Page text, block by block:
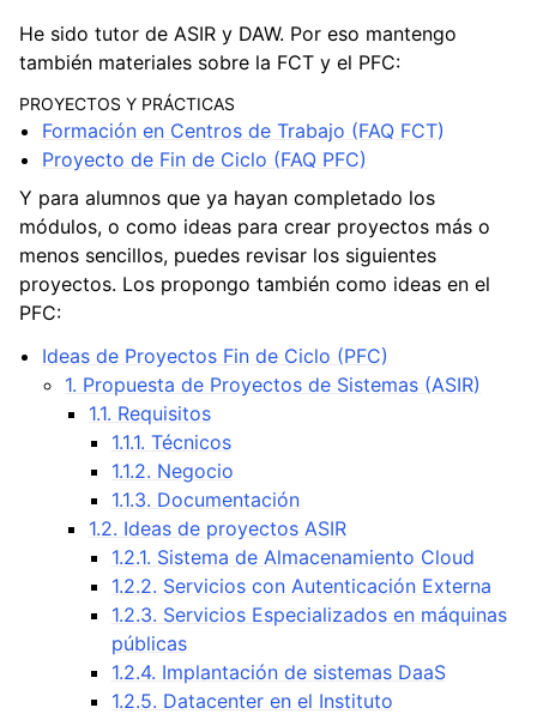
He sido tutor de ASIR y DAW. Por eso mantengo
también materiales sobre la FCT y el PFC:
PROYECTOS Y PRÁCTICAS
Formación en Centros de Trabajo (FAQ FCT)
Proyecto de Fin de Ciclo (FAQ PFC)
Y para alumnos que ya hayan completado los
módulos, o como ideas para crear proyectos más o
menos sencillos, puedes revisar los siguientes
proyectos. Los propongo también como ideas en el
PFC:
Ideas de Proyectos Fin de Ciclo (PFC)
1. Propuesta de Proyectos de Sistemas (ASIR)
1.1. Requisitos
1.1.1. Técnicos
1.1.2. Negocio
1.1.3. Documentación
1.2. Ideas de proyectos ASIR
1.2.1. Sistema de Almacenamiento Cloud
1.2.2. Servicios con Autenticación Externa
1.2.3. Servicios Especializados en máquinas
públicas
1.2.4. Implantación de sistemas DaaS
1.2.5. Datacenter en el Instituto